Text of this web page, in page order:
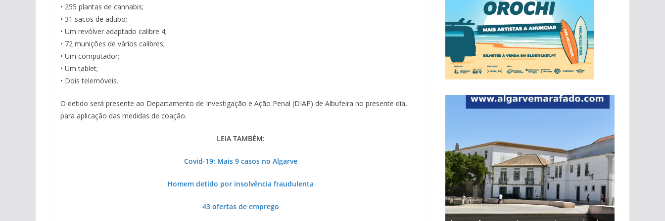
• 255 plantas de cannabis;
• 31 sacos de adubo;
• Um revólver adaptado calibre 4;
• 72 munições de vários calibres;
• Um computador;
• Um tablet;
• Dois telemóveis.
O detido será presente ao Departamento de Investigação e Ação Penal (DIAP) de Albufeira no presente dia,
para aplicação das medidas de coação.
LEIA TAMBÉM:
Covid-19: Mais 9 casos no Algarve
Homem detido por insolvência fraudulenta
43 ofertas de emprego